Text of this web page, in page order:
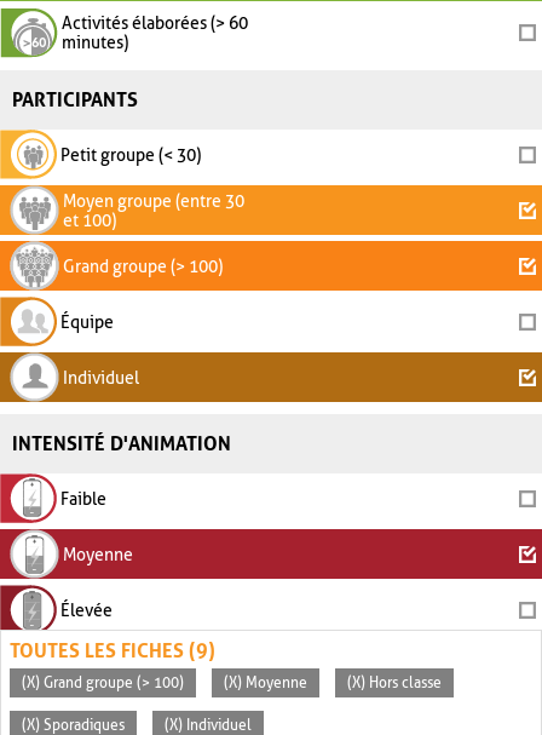
Activités élaborées (> 60
minutes)
PARTICIPANTS
Petit groupe (< 30)
Moyen groupe (entre 30
et 100)
Grand groupe (> 100)
Équipe
Individuel
INTENSITÉ D'ANIMATION
Faible
Moyenne
Élevée
TOUTES LES FICHES (9)
(X) Grand groupe (> 100) (X) Moyenne (X) Hors classe
(X) Sporadiques (X) Individuel